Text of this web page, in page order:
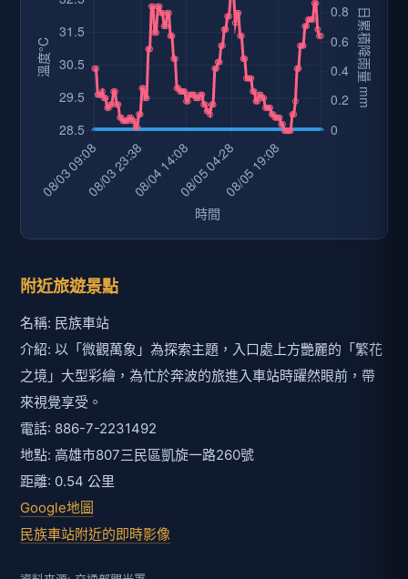
附近旅遊景點
名稱: 民族車站
介紹: 以「微觀萬象」為探索主題，入口處上方艷麗的「繁花
之境」大型彩繪，為忙於奔波的旅進入車站時躍然眼前，帶
來視覺享受。
電話: 886-7-2231492
地點: 高雄市807三民區凱旋一路260號
距離: 0.54 公里
Google地圖
民族車站附近的即時影像